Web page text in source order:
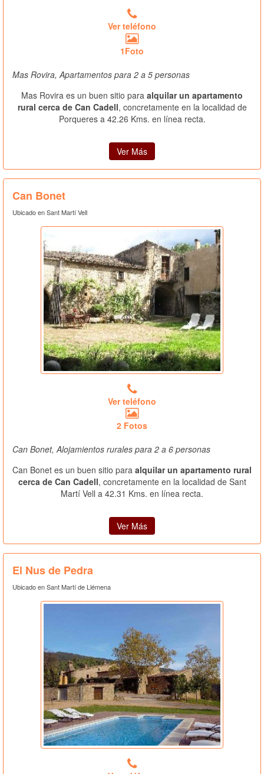
Ver teléfono
1Foto
Mas Rovira, Apartamentos para 2 a 5 personas
Mas Rovira es un buen sitio para alquilar un apartamento
rural cerca de Can Cadell, concretamente en la localidad de
Porqueres a 42.26 Kms. en línea recta.
Ver Más
Can Bonet
Ubicado en Sant Martí Vell
Ver teléfono
2 Fotos
Can Bonet, Alojamientos rurales para 2 a 6 personas
Can Bonet es un buen sitio para alquilar un apartamento rural
cerca de Can Cadell, concretamente en la localidad de Sant
Martí Vell a 42.31 Kms. en línea recta.
Ver Más
El Nus de Pedra
Ubicado en Sant Martí de Llémena